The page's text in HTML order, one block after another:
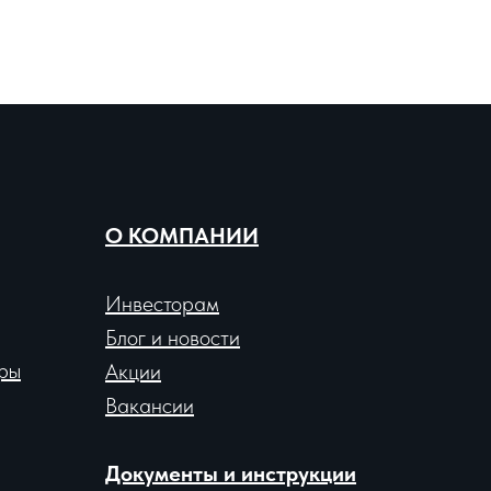
О КОМПАНИИ
Инвесторам
Блог и новости
Акции
Вакансии
Документы и инструкции